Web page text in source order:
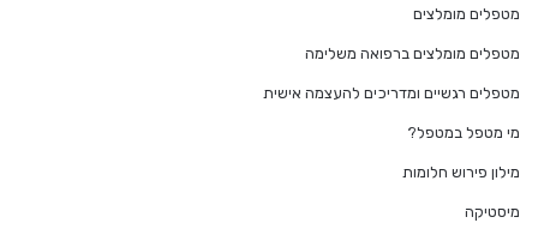
מטפלים מומלצים
מטפלים מומלצים ברפואה משלימה
מטפלים רגשיים ומדריכים להעצמה אישית
מי מטפל במטפל?
מילון פירוש חלומות
מיסטיקה